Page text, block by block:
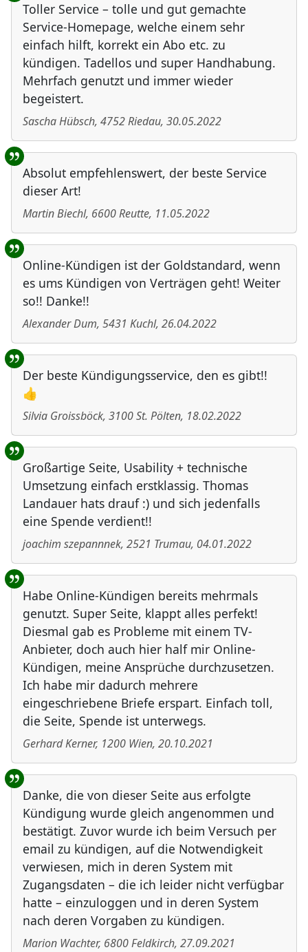
Toller Service – tolle und gut gemachte
Service-Homepage, welche einem sehr
einfach hilft, korrekt ein Abo etc. zu
kündigen. Tadellos und super Handhabung.
Mehrfach genutzt und immer wieder
begeistert.
Sascha Hübsch, 4752Riedau, 30.05.2022
Absolut empfehlenswert, der beste Service
dieser Art!
Martin Biechl, 6600Reutte, 11.05.2022
Online-Kündigen ist der Goldstandard, wenn
es ums Kündigen von Verträgen geht! Weiter
so!! Danke!!
Alexander Dum, 5431 Kuchl, 26.04.2022
Der beste Kündigungsservice, den es gibt!!
👍
Silvia Groissböck, 3100St. Pölten, 18.02.2022
Großartige Seite, Usability + technische
Umsetzung einfach erstklassig. Thomas
Landauer hats drauf :) und sich jedenfalls
eine Spende verdient!!
joachim szepannnek, 2521 Trumau, 04.01.2022
Habe Online-Kündigen bereits mehrmals
genutzt. Super Seite, klappt alles perfekt!
Diesmal gab es Probleme mit einem TV-
Anbieter, doch auch hier half mir Online-
Kündigen, meine Ansprüche durchzusetzen.
Ich habe mir dadurch mehrere
eingeschriebene Briefe erspart. Einfach toll,
die Seite, Spende ist unterwegs.
Gerhard Kerner, 1200 Wien, 20.10.2021
Danke, die von dieser Seite aus erfolgte
Kündigung wurde gleich angenommen und
bestätigt. Zuvor wurde ich beim Versuch per
email zu kündigen, auf die Notwendigkeit
verwiesen, mich in deren System mit
Zugangsdaten – die ich leider nicht verfügbar
hatte – einzuloggen und in deren System
nach deren Vorgaben zu kündigen.
Marion Wachter, 6800Feldkirch, 27.09.2021